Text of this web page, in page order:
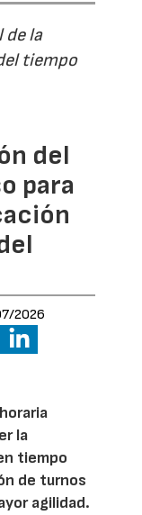
de la
tiempo
del
para
2026
la
tiempo
de turnos
agilidad.